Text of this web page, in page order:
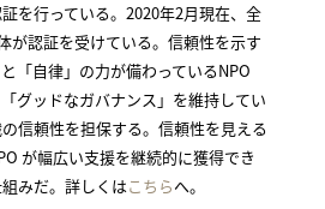
を行っている。2020年2月現在、全
が認証を受けている。信頼性を示す
「自律」の力が備わっているNPO
グッドなガバナンス」を維持してい
信頼性を担保する。信頼性を見える
が幅広い支援を継続的に獲得でき
みだ。詳しくはこちらへ。